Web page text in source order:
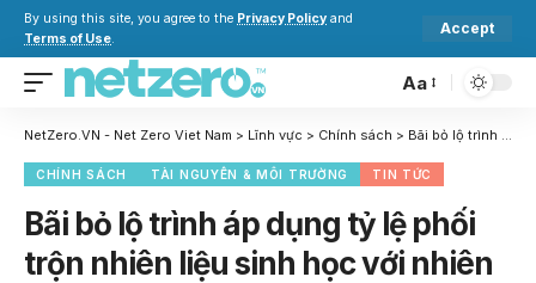
By using this site, you agree to the Privacy Policy and
Terms of Use.
Accept
Aa
NetZero.VN - Net Zero Viet Nam > Lĩnh vực > Chính sách > Bãi bỏ lộ trình áp dụng tỷ lệ phối trộn nhiên liệu sinh học với nhiên liệu truyền thống theo Quyết định 53/2012/QĐ-TTg
CHÍNH SÁCH TÀI NGUYÊN & MÔI TRƯỜNG TIN TỨC
Bãi bỏ lộ trình áp dụng tỷ lệ phối
trộn nhiên liệu sinh học với nhiên